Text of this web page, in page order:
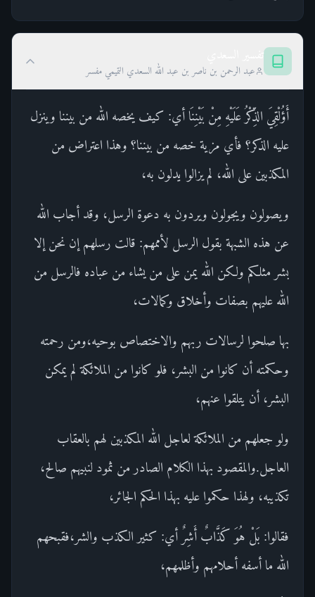
عبد الرحمن بن ناصر بن عبد الله السعدي التميمي مفسر
أَؤُلْقِيَ الذِّكْرُ عَلَيْهِ مِنْ بَيْنِنَا أي: كيف يخصه الله من بيننا وينزل
عليه الذكر؟ فأي مزية خصه من بيننا؟ وهذا اعتراض من
المكذبين على الله، لم يزالوا يدلون به،
ويصولون ويجولون ويردون به دعوة الرسل، وقد أجاب الله
عن هذه الشبهة بقول الرسل لأممهم: قالت رسلهم إن نحن إلا
بشر مثلكم ولكن الله يمن على من يشاء من عباده فالرسل من
الله عليهم بصفات وأخلاق وكمالات،
بها صلحوا لرسالات ربهم والاختصاص بوحيه،ومن رحمته
وحكمته أن كانوا من البشر، فلو كانوا من الملائكة لم يمكن
البشر، أن يتلقوا عنهم،
ولو جعلهم من الملائكة لعاجل الله المكذبين لهم بالعقاب
العاجل.والمقصود بهذا الكلام الصادر من ثمود لنبيهم صالح،
تكذيبه، ولهذا حكموا عليه بهذا الحكم الجائر،
فقالوا: بَلْ هُوَ كَذَّابٌ أَشِرٌ أي: كثير الكذب والشر،فقبحهم
الله ما أسفه أحلامهم وأظلمهم،